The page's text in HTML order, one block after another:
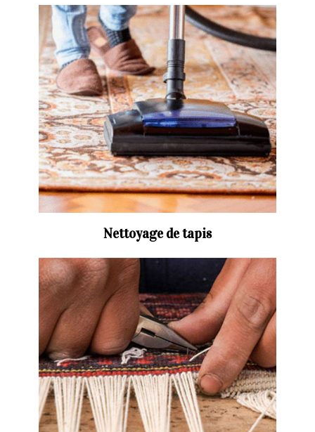
Nettoyage de tapis